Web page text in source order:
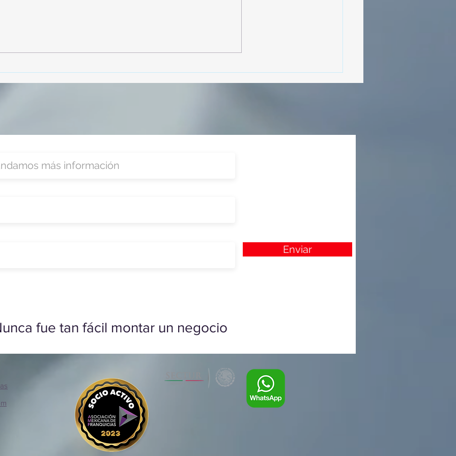
Zoom
organizada por Nefertari
Enviar
fue tan fácil montar un negocio